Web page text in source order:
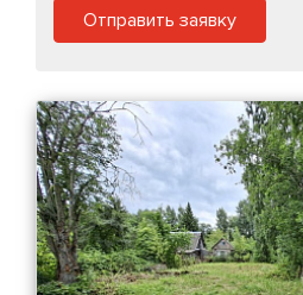
Отправить заявку